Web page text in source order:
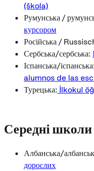
(škola)
Румунська /
курсором
Російська /
Сербська/сербська:
Іспанська/іспанська:
alumnos de las
Турецька: İlkokul
Середні школи
Албанська/
дорослих